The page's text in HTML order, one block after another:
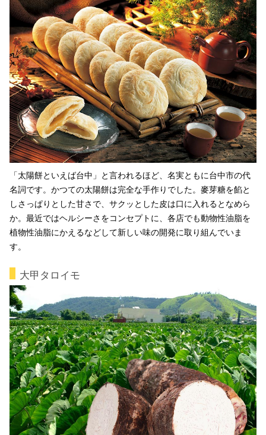
「太陽餅といえば台中」と言われるほど、名実ともに台中市の代
名詞です。かつての太陽餅は完全な手作りでした。麥芽糖を餡と
しさっぱりとした甘さで、サクッとした皮は口に入れるとなめら
か。最近ではヘルシーさをコンセプトに、各店でも動物性油脂を
植物性油脂にかえるなどして新しい味の開発に取り組んでいま
す。
大甲タロイモ